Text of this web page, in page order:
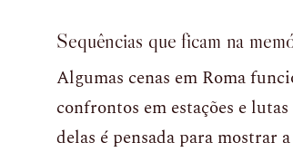
Sequências que ficam na
Algumas cenas em Roma
confrontos em estações e
delas é pensada para mostrar